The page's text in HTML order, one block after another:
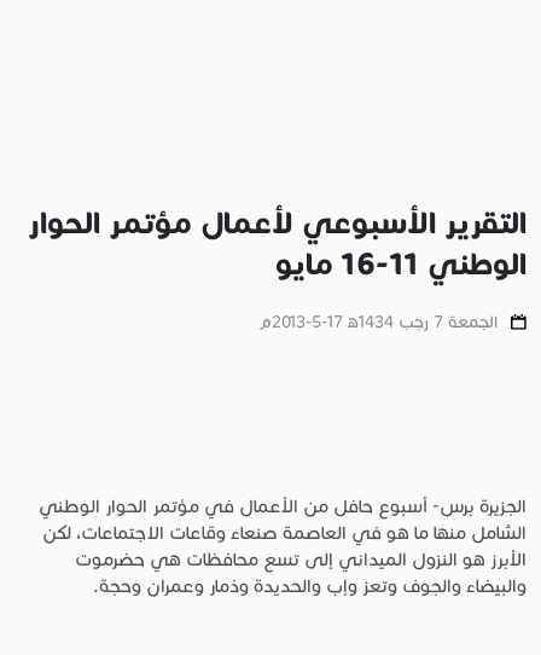
التقرير الأسبوعي لأعمال مؤتمر الحوار
الوطني 11-16 مايو
الجمعة 7 رجب 1434ﻫ 17-5-2013م
الجزيرة برس- أسبوع حافل من الأعمال في مؤتمر الحوار الوطني
الشامل منها ما هو في العاصمة صنعاء وقاعات الاجتماعات، لكن
الأبرز هو النزول الميداني إلى تسع محافظات هي حضرموت
والبيضاء والجوف وتعز وإب والحديدة وذمار وعمران وحجة.